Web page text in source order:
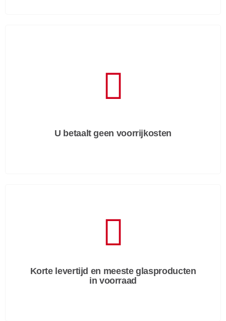
U betaalt geen voorrijkosten
Korte levertijd en meeste glasproducten
in voorraad